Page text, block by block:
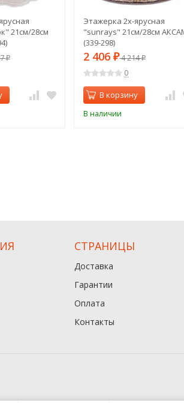
21см/28см
₽
Этажерка 2х-ярусная
"sunrays" 21см/28см
(339-298)
2 406₽4 214₽
0
В корзину
В наличии
СТРАНИЦЫ
Доставка
Гарантии
Оплата
Контакты